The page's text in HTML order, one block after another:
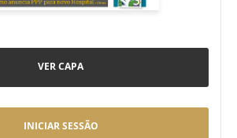
VER CAPA
INICIAR SESSÃO